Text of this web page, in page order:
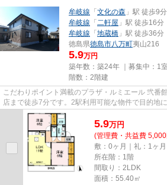
牟岐線 「 文化の森 」駅 徒歩9分
牟岐線 「 二軒屋 」駅 徒歩16分
牟岐線 「 地蔵橋 」駅 徒歩36分
徳島県徳島市八万町夷山216
5.9万円
築年数：築24年 ｜募集中： 1室
階数：2階建
こだわりポイント満載のプラザ・ルミエール 弐番
店まで徒歩7分です。2駅利用可能な物件で目的地
ます。今や必需品ともなっ...
5.9万円
(管理費・共益費
敷：0ヶ月｜礼：1ヶ月
所在階：1階
間取り：2LDK
面積：55.40㎡